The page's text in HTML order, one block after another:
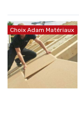
Choix Adam Matériaux